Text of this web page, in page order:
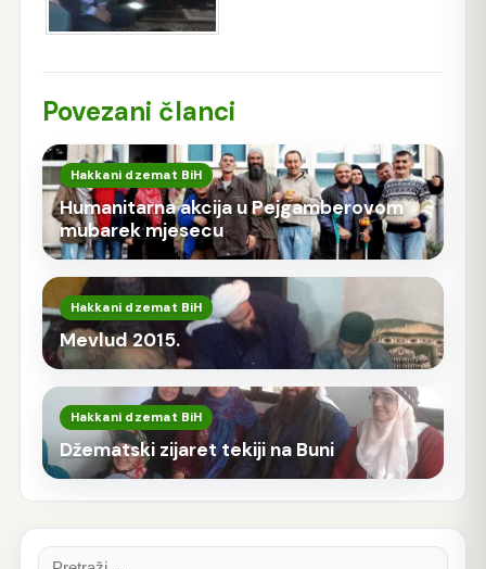
Povezani članci
Hakkani dzemat BiH
Humanitarna akcija u Pejgamberovom
mubarek mjesecu
Hakkani dzemat BiH
Mevlud 2015.
Hakkani dzemat BiH
Džematski zijaret tekiji na Buni
Pretraga: